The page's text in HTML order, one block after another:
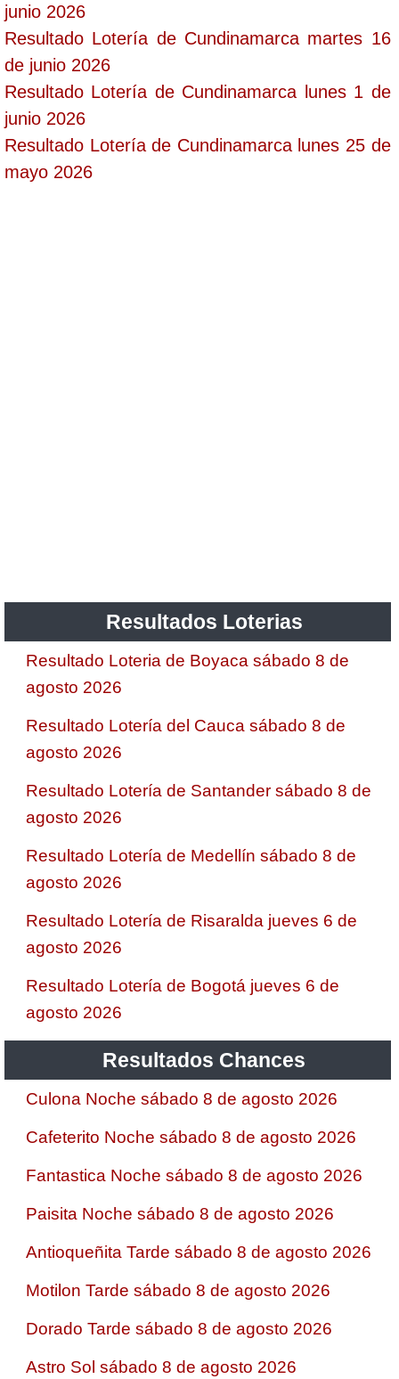
junio 2026
Resultado Lotería de Cundinamarca martes 16
de junio 2026
Resultado Lotería de Cundinamarca lunes 1 de
junio 2026
Resultado Lotería de Cundinamarca lunes 25 de
mayo 2026
Resultados Loterias
Resultado Loteria de Boyaca sábado 8 de
agosto 2026
Resultado Lotería del Cauca sábado 8 de
agosto 2026
Resultado Lotería de Santander sábado 8 de
agosto 2026
Resultado Lotería de Medellín sábado 8 de
agosto 2026
Resultado Lotería de Risaralda jueves 6 de
agosto 2026
Resultado Lotería de Bogotá jueves 6 de
agosto 2026
Resultados Chances
Culona Noche sábado 8 de agosto 2026
Cafeterito Noche sábado 8 de agosto 2026
Fantastica Noche sábado 8 de agosto 2026
Paisita Noche sábado 8 de agosto 2026
Antioqueñita Tarde sábado 8 de agosto 2026
Motilon Tarde sábado 8 de agosto 2026
Dorado Tarde sábado 8 de agosto 2026
Astro Sol sábado 8 de agosto 2026